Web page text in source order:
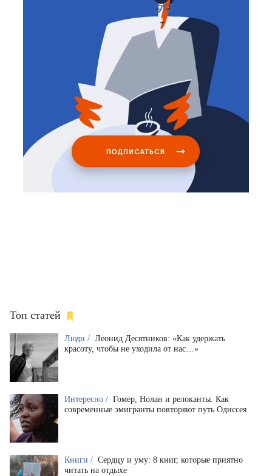
Топ статей
Люди / Леонид Десятников: «Как удержать
красоту, чтобы не уходила от нас…»
Интересно / Гомер, Нолан и релоканты. Как
современные эмигранты повторяют путь Одиссея
Книги / Сердцу и уму: 8 книг, которые приятно
читать на отдыхе